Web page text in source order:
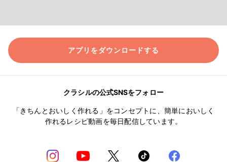
アプリをダウンロードする
クラシルの公式SNSをフォロー
「きちんとおいしく作れる」をコンセプトに、簡単においしく
作れるレシピ動画を毎日配信しています。